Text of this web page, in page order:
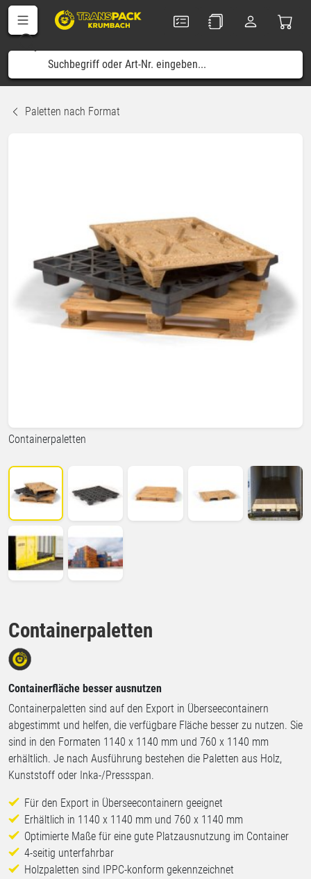
Paletten nach Format
Containerpaletten
Containerpaletten
Containerfläche besser ausnutzen
Containerpaletten sind auf den Export in Überseecontainern
abgestimmt und helfen, die verfügbare Fläche besser zu nutzen. Sie
sind in den Formaten 1140 x 1140 mm und 760 x 1140 mm
erhältlich. Je nach Ausführung bestehen die Paletten aus Holz,
Kunststoff oder Inka-/Pressspan.
Für den Export in Überseecontainern geeignet
Erhältlich in 1140 x 1140 mm und 760 x 1140 mm
Optimierte Maße für eine gute Platzausnutzung im Container
4-seitig unterfahrbar
Holzpaletten sind IPPC-konform gekennzeichnet